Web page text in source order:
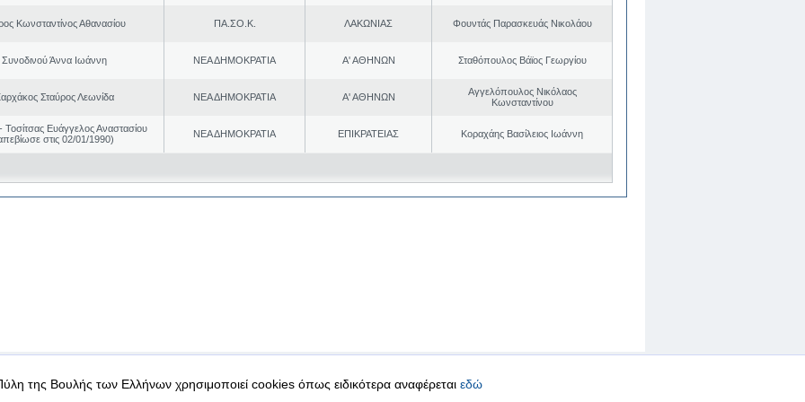
Κωνσταντίνος Αθανασίου ΠΑ.ΣΟ.Κ. ΛΑΚΩΝΙΑΣ Φουντάς Παρασκευάς Νικολάου
Συνοδινού Άννα Ιωάννη ΝΕΑ ΔΗΜΟΚΡΑΤΙΑ Α' ΑΘΗΝΩΝ Σταθόπουλος Βάϊος Γεωργίου
Σταύρος Λεωνίδα ΝΕΑ ΔΗΜΟΚΡΑΤΙΑ Α' ΑΘΗΝΩΝ
Αγγελόπουλος Νικόλαος
Κωνσταντίνου
Ευάγγελος Αναστασίου
στις 02/01/1990)
ΝΕΑ ΔΗΜΟΚΡΑΤΙΑ ΕΠΙΚΡΑΤΕΙΑΣ Κοραχάης Βασίλειος Ιωάννη
δεδομένα |Ασφάλεια & Πρόσβαση
της Βουλής των Ελλήνων χρησιμοποιεί cookies όπως ειδικότερα αναφέρεται εδώ